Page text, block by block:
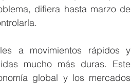
difiera hasta marzo de
a movimientos rápidos y
mucho más duras. Este
global y los mercados